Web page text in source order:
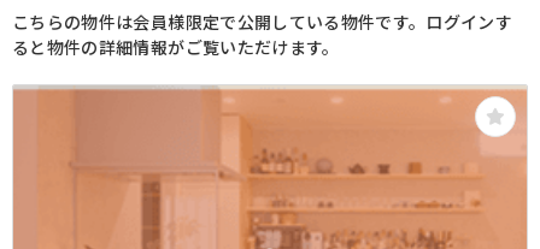
こちらの物件は会員様限定で公開している物件です。ログインす
ると物件の詳細情報がご覧いただけます。